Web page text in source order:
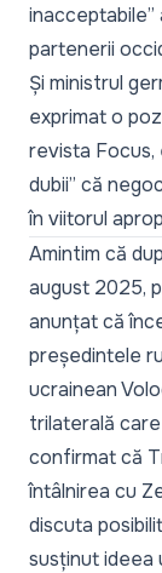
inacceptabile”
partenerii
Și ministrul
exprimat o
revista Focus,
dubii” că
în viitorul
Amintim că
august 2025,
anunțat că
președintele
ucrainean
trilaterală care
confirmat că
întâlnirea cu
discuta
susținut ideea